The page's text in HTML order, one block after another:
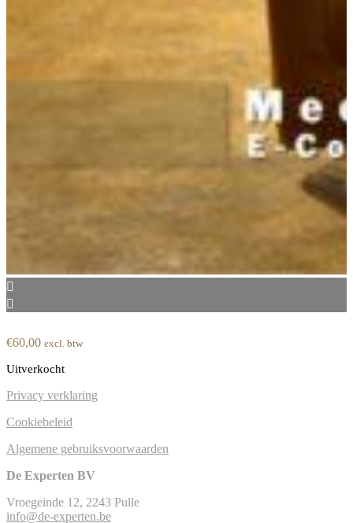
€60,00 excl. btw
Uitverkocht
Privacy verklaring
Cookiebeleid
Algemene gebruiksvoorwaarden
De Experten BV
Vroegeinde 12, 2243 Pulle
info@de-experten.be